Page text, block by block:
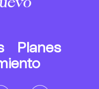
Planes